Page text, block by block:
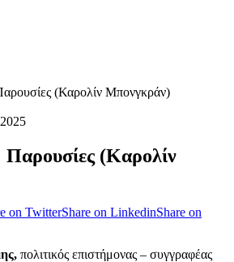
(Καρολίν Μπονγκράν)
Παρουσίες (Καρολίν
on TwitterShare on LinkedinShare on
πολιτικός επιστήμονας – συγγραφέας